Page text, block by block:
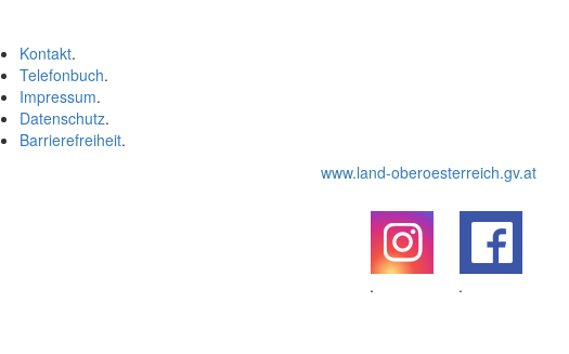
Kontakt.
Telefonbuch.
Impressum.
Datenschutz.
Barrierefreiheit.
www.land-oberoesterreich.gv.at
.
.